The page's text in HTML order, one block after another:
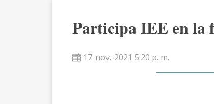
Participa IEE en la
17-nov.-2021 5:20 p. m.